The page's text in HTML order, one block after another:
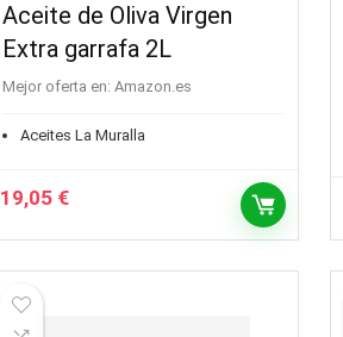
Aceite de Oliva Virgen
Extra garrafa 2L
Mejor oferta en: Amazon.es
Aceites La Muralla
19,05 €